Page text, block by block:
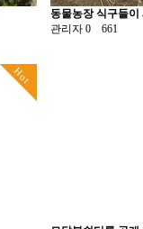
동물농장 식구들
관리자 0661
Hot